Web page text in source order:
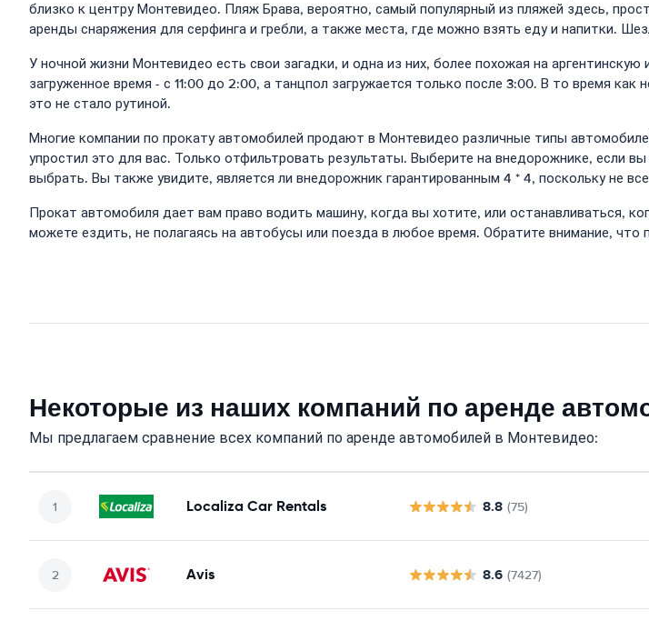
близко к центру Монтевидео. Пляж Брава, вероятно, самый популярный из пляжей здесь,
аренды снаряжения для серфинга и гребли, а также места, где можно взять еду и напитки.
У ночной жизни Монтевидео есть свои загадки, и одна из них, более похожая на
загруженное время - с 11:00 до 2:00, а танцпол загружается только после 3:00. В то время
это не стало рутиной.
Многие компании по прокату автомобилей продают в Монтевидео различные типы
упростил это для вас. Только отфильтровать результаты. Выберите на внедорожнике,
выбрать. Вы также увидите, является ли внедорожник гарантированным 4 * 4, поскольку не
Прокат автомобиля дает вам право водить машину, когда вы хотите, или останавливаться,
можете ездить, не полагаясь на автобусы или поезда в любое время. Обратите внимание,
Некоторые из наших компаний по аренде
Мы предлагаем сравнение всех компаний по аренде автомобилей в Монтевидео:
Localiza Car Rentals 8.8 (75)
Avis 8.6 (7427)